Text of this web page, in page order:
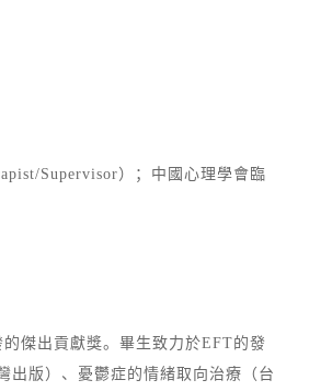
Supervisor）；中國心理學會臨
傑出貢獻獎。畢生致力於EFT的發
出版）、憂鬱症的情緒取向治療（台